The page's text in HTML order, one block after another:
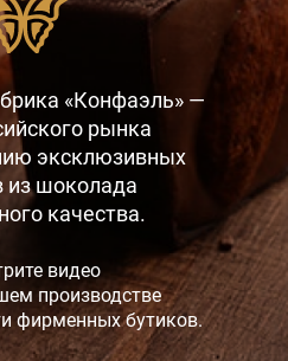
«Конфаэль» —
рынка
эксклюзивных
из шоколада
качества.
видео
производстве
фирменных бутиков.